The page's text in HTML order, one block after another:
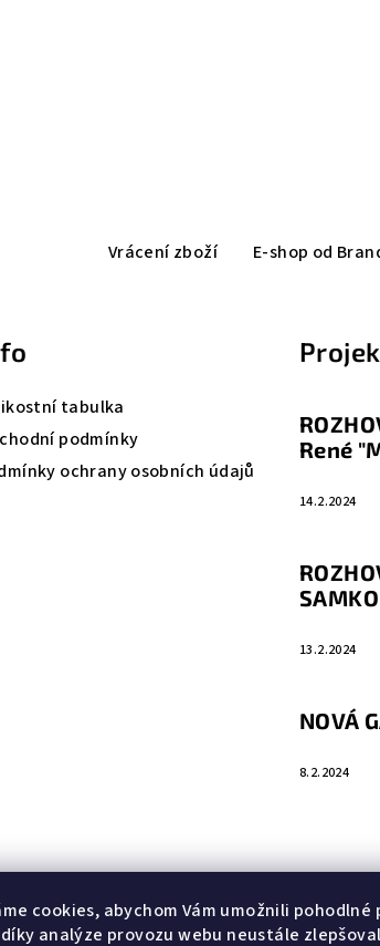
cookies, abychom Vám umožnili
analýze provozu webu neustále
Vrácení zboží E-shop od
tabulka
podmínky
ochrany osobních údajů
René
14.2.2024
13.2.2024
NOVÁ
8.2.2024